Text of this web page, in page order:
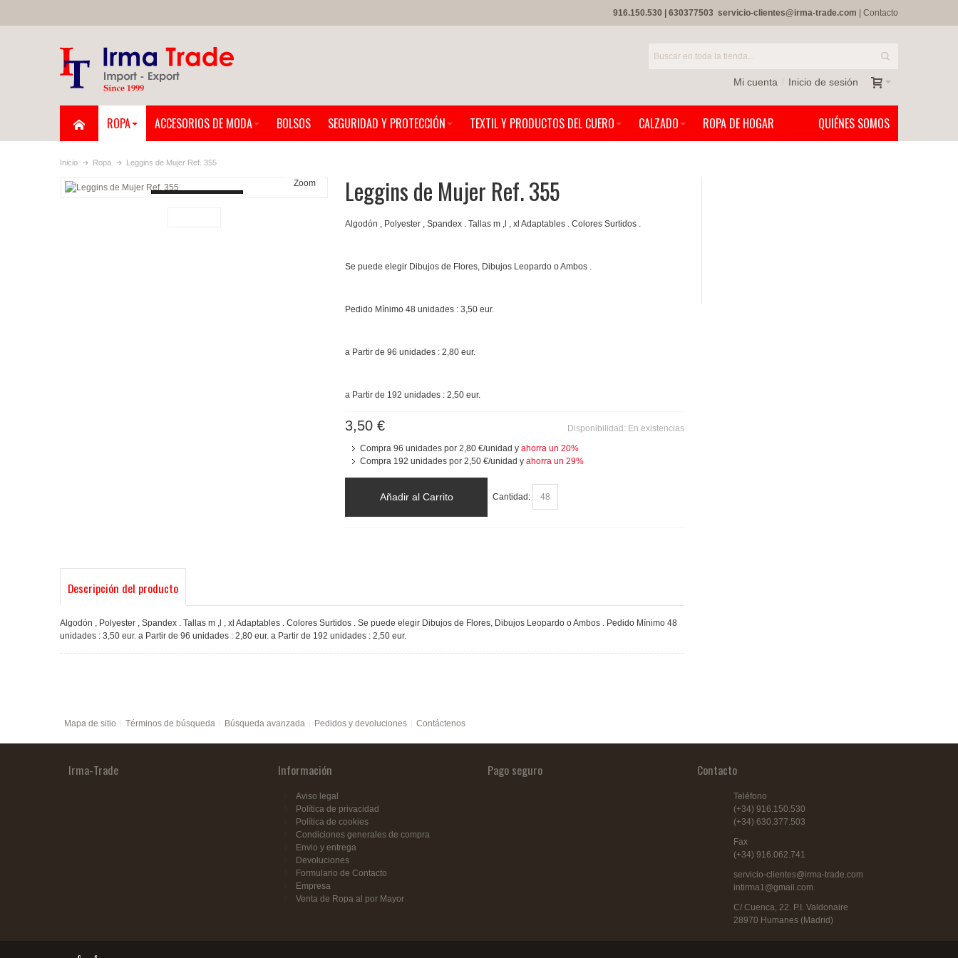
916.150.530 630377503 servicio-clientes@irma-trade.com Contacto
Mi cuenta Inicio de sesión
ROPA ACCESORIOS DE MODA BOLSOS SEGURIDAD Y PROTECCIÓN TEXTIL Y PRODUCTOS DEL CUERO CALZADO ROPA DE HOGAR QUIÉNES SOMOS
Inicio Ropa Leggins de Mujer Ref. 355
Zoom Leggins de Mujer Ref. 355
Algodón , Polyester , Spandex . Tallas m ,l , xl Adaptables . Colores Surtidos .
Se puede elegir Dibujos de Flores, Dibujos Leopardo o Ambos .
Pedido Mínimo 48 unidades : 3,50 eur.
a Partir de 96 unidades : 2,80 eur.
a Partir de 192 unidades : 2,50 eur.
Disponibilidad: En existencias
3,50 €
Compra 96 unidades por 2,80 €/unidad y ahorra un 20%
Compra 192 unidades por 2,50 €/unidad y ahorra un 29%
Cantidad:
Añadir al Carrito
Descripción del producto
Algodón , Polyester , Spandex . Tallas m ,l , xl Adaptables . Colores Surtidos . Se puede elegir Dibujos de Flores, Dibujos Leopardo o Ambos . Pedido Mínimo 48
unidades : 3,50 eur. a Partir de 96 unidades : 2,80 eur. a Partir de 192 unidades : 2,50 eur.
Mapa de sitio Términos de búsqueda Búsqueda avanzada Pedidos y devoluciones Contáctenos
Irma-Trade Información
Aviso legal
Política de privacidad
Política de cookies
Condiciones generales de compra
Envio y entrega
Devoluciones
Formulario de Contacto
Empresa
Venta de Ropa al por Mayor
Pago seguro Contacto
Teléfono
(+34) 916.150.530
(+34) 630.377.503
Fax
(+34) 916.062.741
servicio-clientes@irma-trade.com
intirma1@gmail.com
C/ Cuenca, 22. P.I. Valdonaire
28970 Humanes (Madrid)